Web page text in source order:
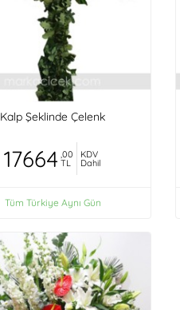
Kalp Şeklinde Çelenk
17664 ,00
TL
KDV
Dahil
Tüm Türkiye Aynı Gün